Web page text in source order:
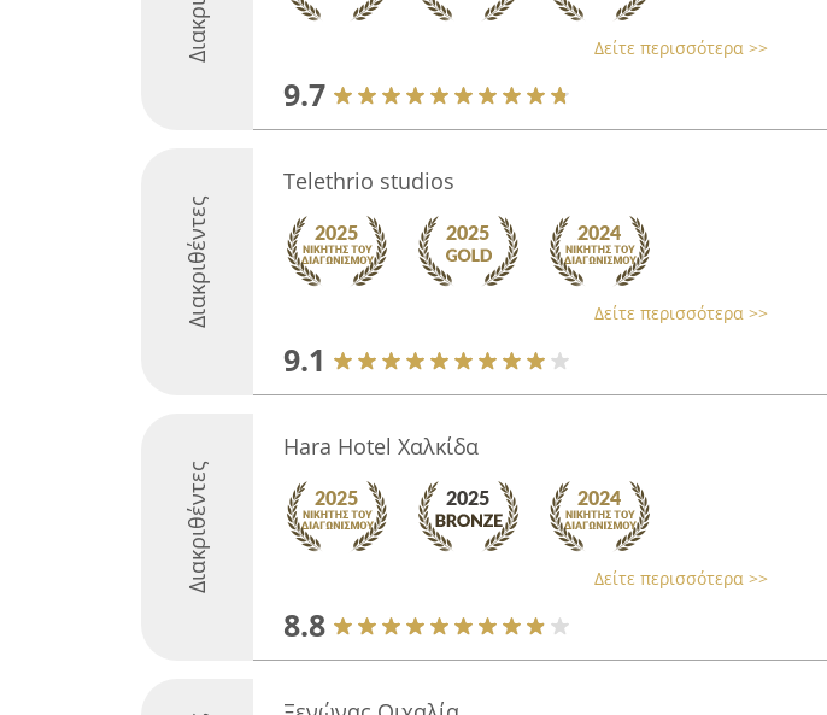
Δείτε περισσότερα >>
9.7
Διακριθέντες
Telethrio studios
Δείτε περισσότερα >>
9.1
Διακριθέντες
Hara Hotel Χαλκίδα
Δείτε περισσότερα >>
8.8